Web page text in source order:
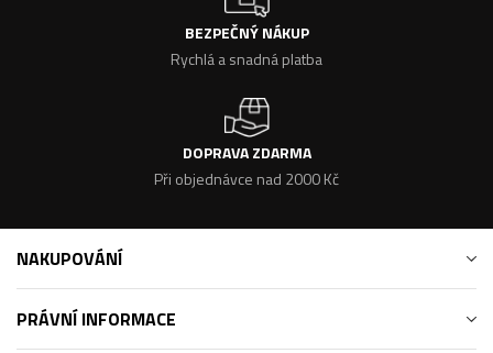
BEZPEČNÝ NÁKUP
Rychlá a snadná platba
DOPRAVA ZDARMA
Při objednávce nad 2000 Kč
NAKUPOVÁNÍ
PRÁVNÍ INFORMACE